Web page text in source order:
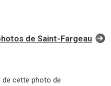
de Saint-Fargeau
cette photo de